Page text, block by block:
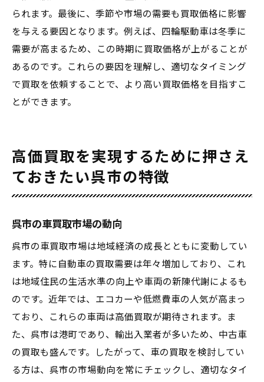
られます。最後に、季節や市場の需要も買取価格に影響
を与える要因となります。例えば、四輪駆動車は冬季に
需要が高まるため、この時期に買取価格が上がることが
あるのです。これらの要因を理解し、適切なタイミング
で買取を依頼することで、より高い買取価格を目指すこ
とができます。
高価買取を実現するために押さえ
ておきたい呉市の特徴
呉市の車買取市場の動向
呉市の車買取市場は地域経済の成長とともに変動してい
ます。特に自動車の買取需要は年々増加しており、これ
は地域住民の生活水準の向上や車両の新陳代謝によるも
のです。近年では、エコカーや低燃費車の人気が高まっ
ており、これらの車両は高価買取が期待されます。ま
た、呉市は港町であり、輸出入業者が多いため、中古車
の買取も盛んです。したがって、車の買取を検討してい
る方は、呉市の市場動向を常にチェックし、適切なタイ